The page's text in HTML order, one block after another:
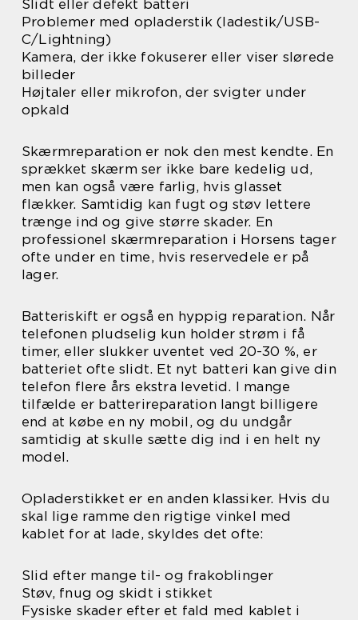
Slidt eller defekt batteri
Problemer med opladerstik (ladestik/USB-
C/Lightning)
Kamera, der ikke fokuserer eller viser slørede
billeder
Højtaler eller mikrofon, der svigter under
opkald
Skærmreparation er nok den mest kendte. En
sprækket skærm ser ikke bare kedelig ud,
men kan også være farlig, hvis glasset
flækker. Samtidig kan fugt og støv lettere
trænge ind og give større skader. En
professionel skærmreparation i Horsens tager
ofte under en time, hvis reservedele er på
lager.
Batteriskift er også en hyppig reparation. Når
telefonen pludselig kun holder strøm i få
timer, eller slukker uventet ved 20-30 %, er
batteriet ofte slidt. Et nyt batteri kan give din
telefon flere års ekstra levetid. I mange
tilfælde er batterireparation langt billigere
end at købe en ny mobil, og du undgår
samtidig at skulle sætte dig ind i en helt ny
model.
Opladerstikket er en anden klassiker. Hvis du
skal lige ramme den rigtige vinkel med
kablet for at lade, skyldes det ofte:
Slid efter mange til- og frakoblinger
Støv, fnug og skidt i stikket
Fysiske skader efter et fald med kablet i